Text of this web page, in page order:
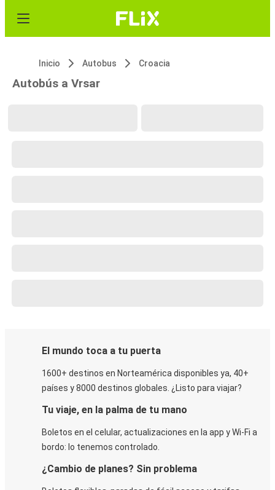
Inicio Autobus Croacia
Autobús a Vrsar
El mundo toca a tu puerta
1600+ destinos en Norteamérica disponibles ya, 40+
países y 8000 destinos globales. ¿Listo para viajar?
Tu viaje, en la palma de tu mano
Boletos en el celular, actualizaciones en la app y Wi-Fi a
bordo: lo tenemos controlado.
¿Cambio de planes? Sin problema